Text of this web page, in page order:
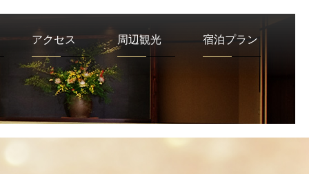
アクセス 周辺観光 宿泊プラン
呉
羽
ハ
イ
ツ
に
つ
い
て
アクセス
周辺観光